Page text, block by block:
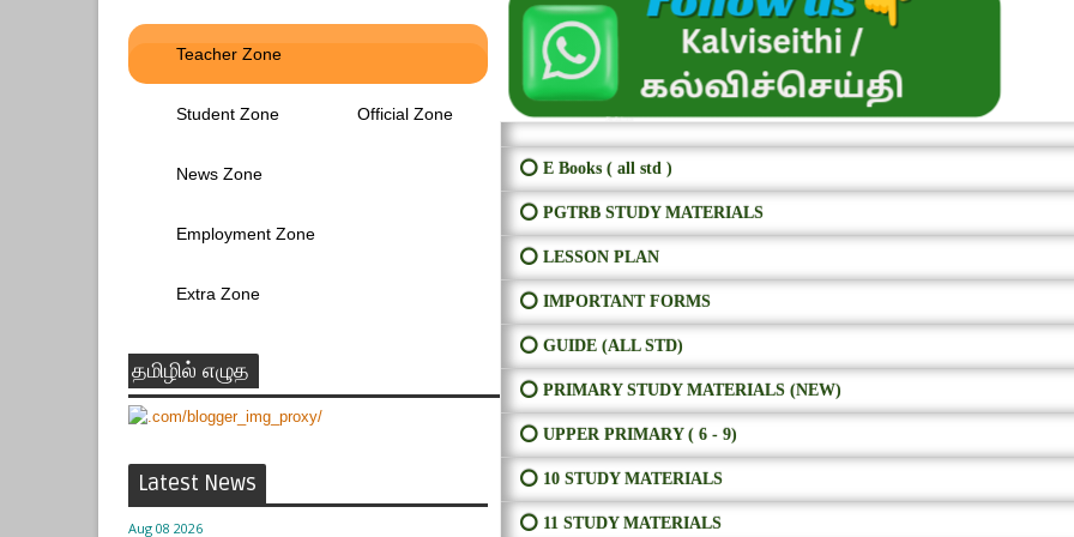
Teacher Zone
Student Zone Official Zone
News Zone
Employment Zone
Extra Zone
தமிழில் எழுத
Latest News
Aug 08 2026
⭕ E Books ( all std )
⭕ PGTRB STUDY MATERIALS
⭕ LESSON PLAN
⭕ IMPORTANT FORMS
⭕ GUIDE (ALL STD)
⭕ PRIMARY STUDY MATERIALS (NEW)
⭕ UPPER PRIMARY ( 6 - 9)
⭕ 10 STUDY MATERIALS
⭕ 11 STUDY MATERIALS